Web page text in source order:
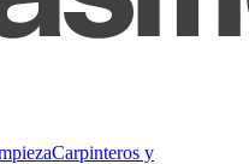
Carpinteros y